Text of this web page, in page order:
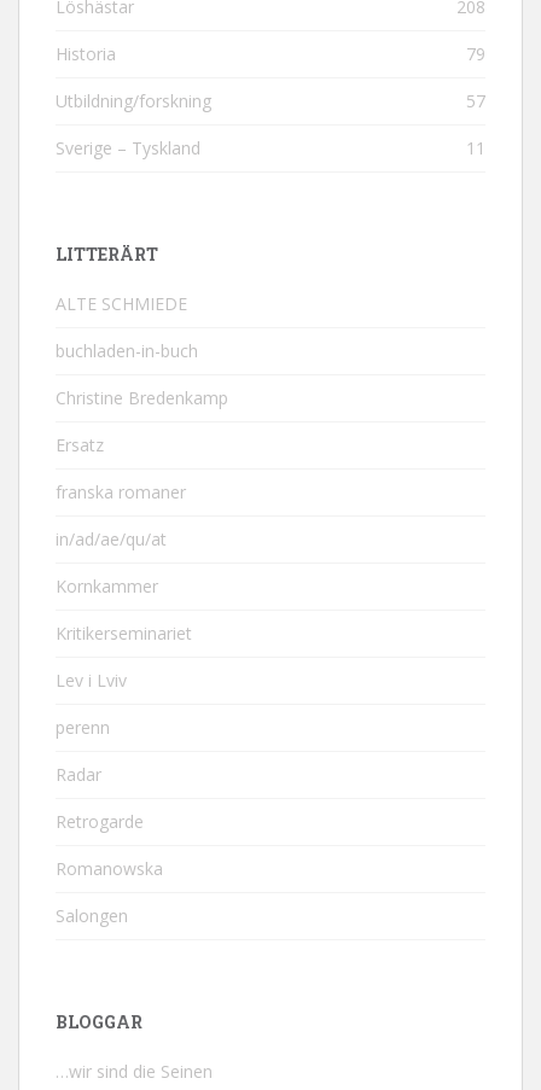
Löshästar 208
Historia 79
Utbildning/forskning 57
Sverige – Tyskland 11
LITTERÄRT
ALTE SCHMIEDE
buchladen-in-buch
Christine Bredenkamp
Ersatz
franska romaner
in/ad/ae/qu/at
Kornkammer
Kritikerseminariet
Lev i Lviv
perenn
Radar
Retrogarde
Romanowska
Salongen
BLOGGAR
…wir sind die Seinen